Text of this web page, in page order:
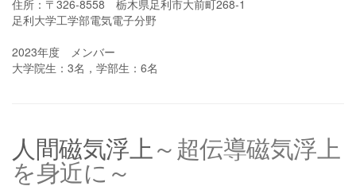
住所：〒326-8558 栃木県足利市大前町268-1
足利大学工学部電気電子分野
2023年度 メンバー
大学院生：3名，学部生：6名
人間磁気浮上～超伝導磁気浮上
を身近に～